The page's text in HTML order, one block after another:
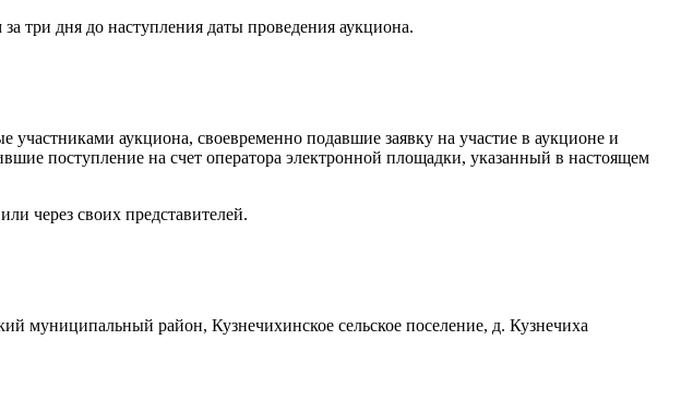
три дня до наступления даты проведения аукциона.
аукциона, своевременно подавшие заявку на участие в аукционе и
поступление на счет оператора электронной площадки, указанный в настоящем
через своих представителей.
муниципальный район, Кузнечихинское сельское поселение, д. Кузнечиха